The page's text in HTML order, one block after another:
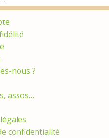
nous ?
assos…
confidentialité